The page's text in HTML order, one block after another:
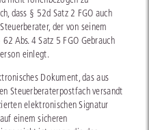
dass § 52d Satz 2 FGO auch
der von seinem
Abs. 4 Satz 5 FGO Gebrauch
einlegt.
Dokument, das aus
Steuerberaterpostfach versandt
elektronischen Signatur
einem sicheren